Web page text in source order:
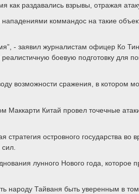
раздавались взрывы, отражая
коммандос на такие
- заявил журналистам офицер Ко
боевую подготовку для
возможности сражения, в котором
Китай провел точечные
островного государства во
лунного Нового года, которое
народу Тайваня быть уверенным в